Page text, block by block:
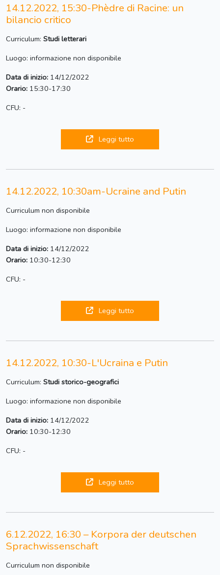
14.12.2022, 15:30-Phèdre di Racine: un
bilancio critico
Curriculum: Studi letterari
Luogo: informazione non disponibile
Data di inizio: 14/12/2022
Orario: 15:30-17:30
CFU: -
Leggi tutto
14.12.2022, 10:30am-Ucraine and Putin
Curriculum non disponibile
Luogo: informazione non disponibile
Data di inizio: 14/12/2022
Orario: 10:30-12:30
CFU: -
Leggi tutto
14.12.2022, 10:30-L'Ucraina e Putin
Curriculum: Studi storico-geografici
Luogo: informazione non disponibile
Data di inizio: 14/12/2022
Orario: 10:30-12:30
CFU: -
Leggi tutto
6.12.2022, 16:30 – Korpora der deutschen
Sprachwissenschaft
Curriculum non disponibile